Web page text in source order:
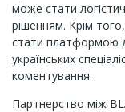
може стати
рішенням. Крім
стати платформою
українських
коментування.
Партнерство між